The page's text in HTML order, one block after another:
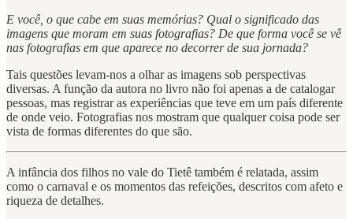
E você, o que cabe em suas memórias? Qual o significado das
imagens que moram em suas fotografias? De que forma você se vê
nas fotografias em que aparece no decorrer de sua jornada?
Tais questões levam-nos a olhar as imagens sob perspectivas
diversas. A função da autora no livro não foi apenas a de catalogar
pessoas, mas registrar as experiências que teve em um país diferente
de onde veio. Fotografias nos mostram que qualquer coisa pode ser
vista de formas diferentes do que são.
A infância dos filhos no vale do Tietê também é relatada, assim
como o carnaval e os momentos das refeições, descritos com afeto e
riqueza de detalhes.